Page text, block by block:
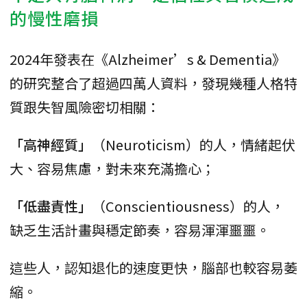
的慢性磨損
2024年發表在《Alzheimer’s & Dementia》
的研究整合了超過四萬人資料，發現幾種人格特
質跟失智風險密切相關：
「高神經質」
（Neuroticism）的人，情緒起伏
大、容易焦慮，對未來充滿擔心；
「低盡責性」
（Conscientiousness）的人，
缺乏生活計畫與穩定節奏，容易渾渾噩噩。
這些人，認知退化的速度更快，腦部也較容易萎
縮。